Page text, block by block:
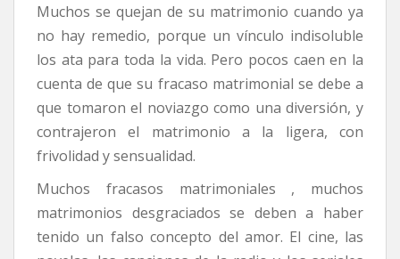
Muchos se quejan de su matrimonio cuando ya
no hay remedio, porque un vínculo indisoluble
los ata para toda la vida. Pero pocos caen en la
cuenta de que su fracaso matrimonial se debe a
que tomaron el noviazgo como una diversión, y
contrajeron el matrimonio a la ligera, con
frivolidad y sensualidad.
Muchos fracasos matrimoniales , muchos
matrimonios desgraciados se deben a haber
tenido un falso concepto del amor. El cine, las